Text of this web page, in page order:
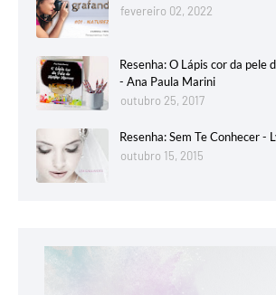
fevereiro 02, 2022
Resenha: O Lápis cor da pele
- Ana Paula Marini
outubro 25, 2017
Resenha: Sem Te Conhecer -
outubro 15, 2015